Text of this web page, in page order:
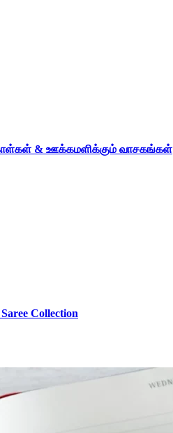
& ஊக்கமளிக்கும் வாசகங்கள்
Collection